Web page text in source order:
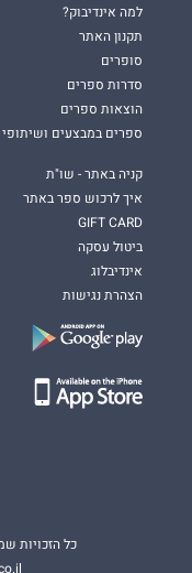
למה אינדיבוק?
תקנון האתר
סופרים
סדרות ספרים
הוצאות ספרים
ספרים במבצעים
קניה באתר - שו"ת
איך לרכוש ספר באתר
GIFT CARD
ביטול עסקה
אינדיבלוג
הצהרת נגישות
כל הזכויות